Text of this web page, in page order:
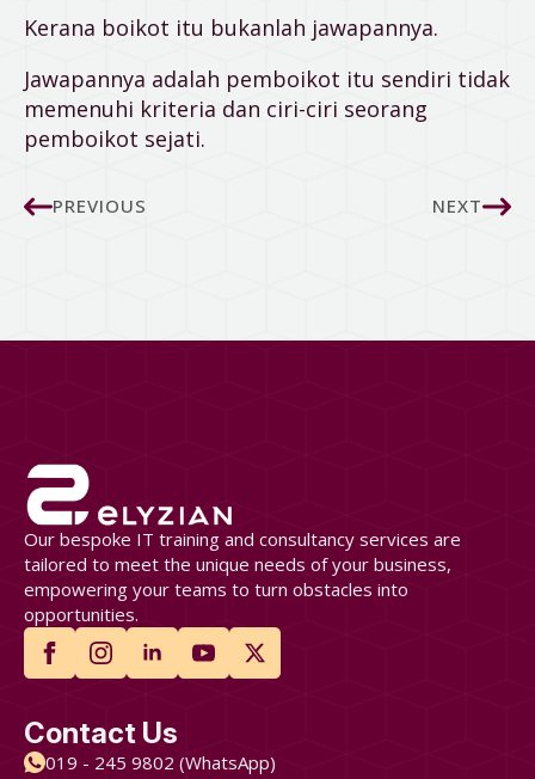
Kerana boikot itu bukanlah jawapannya.
Jawapannya adalah pemboikot itu sendiri tidak
memenuhi kriteria dan ciri-ciri seorang
pemboikot sejati.
PREVIOUS NEXT
Our bespoke IT training and consultancy services are
tailored to meet the unique needs of your business,
empowering your teams to turn obstacles into
opportunities.
Contact Us
019 - 245 9802 (WhatsApp)